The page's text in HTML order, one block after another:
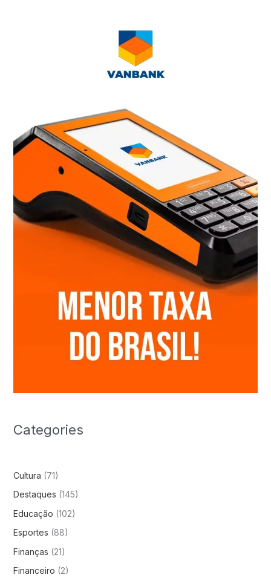
Categories
Cultura (71)
Destaques (145)
Educação (102)
Esportes (88)
Finanças (21)
Financeiro (2)